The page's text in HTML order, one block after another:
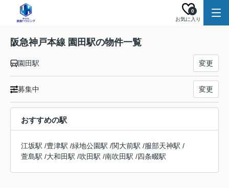
お気に入り
0
阪急神戸本線 園田駅の物件一覧
園田駅 変更
募集中 変更
おすすめの駅
江坂駅 /豊津駅 /緑地公園駅 /関大前駅 /服部天神駅 /
萱島駅 /大和田駅 /吹田駅 /南吹田駅 /四条畷駅